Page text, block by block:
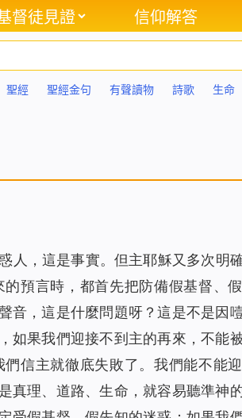
督徒見證 信仰解答
聖經 聖經金句 有聲讀物 詩歌 生命
人，這是事實。但主耶穌又多次明
預言時，都首先把防備假基督、
音，這是什麼問題呀？這是不是因
如果我們迎接不到主的再來，不能
信主就徹底失敗了。我們能不能
真理、道路、生命，就容易聽準神